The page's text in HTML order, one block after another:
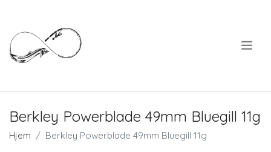
Berkley Powerblade 49mm Bluegill 11g
Hjem Berkley Powerblade 49mm Bluegill 11g